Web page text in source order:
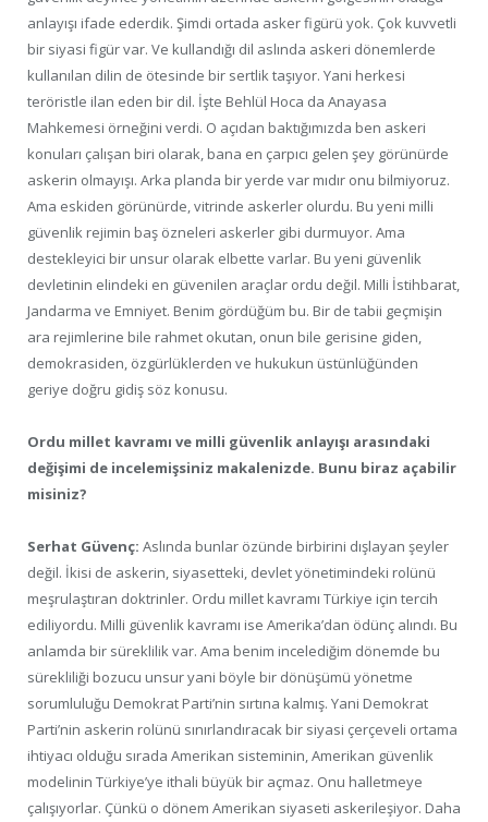
anlayışı ifade ederdik. Şimdi ortada asker figürü yok. Çok kuvvetli
bir siyasi figür var. Ve kullandığı dil aslında askeri dönemlerde
kullanılan dilin de ötesinde bir sertlik taşıyor. Yani herkesi
teröristle ilan eden bir dil. İşte Behlül Hoca da Anayasa
Mahkemesi örneğini verdi. O açıdan baktığımızda ben askeri
konuları çalışan biri olarak, bana en çarpıcı gelen şey görünürde
askerin olmayışı. Arka planda bir yerde var mıdır onu bilmiyoruz.
Ama eskiden görünürde, vitrinde askerler olurdu. Bu yeni milli
güvenlik rejimin baş özneleri askerler gibi durmuyor. Ama
destekleyici bir unsur olarak elbette varlar. Bu yeni güvenlik
devletinin elindeki en güvenilen araçlar ordu değil. Milli İstihbarat,
Jandarma ve Emniyet. Benim gördüğüm bu. Bir de tabii geçmişin
ara rejimlerine bile rahmet okutan, onun bile gerisine giden,
demokrasiden, özgürlüklerden ve hukukun üstünlüğünden
geriye doğru gidiş söz konusu.
Ordu millet kavramı ve milli güvenlik anlayışı arasındaki
değişimi de incelemişsiniz makalenizde. Bunu biraz açabilir
misiniz?
Serhat Güvenç: Aslında bunlar özünde birbirini dışlayan şeyler
değil. İkisi de askerin, siyasetteki, devlet yönetimindeki rolünü
meşrulaştıran doktrinler. Ordu millet kavramı Türkiye için tercih
ediliyordu. Milli güvenlik kavramı ise Amerika’dan ödünç alındı. Bu
anlamda bir süreklilik var. Ama benim incelediğim dönemde bu
sürekliliği bozucu unsur yani böyle bir dönüşümü yönetme
sorumluluğu Demokrat Parti’nin sırtına kalmış. Yani Demokrat
Parti’nin askerin rolünü sınırlandıracak bir siyasi çerçeveli ortama
ihtiyacı olduğu sırada Amerikan sisteminin, Amerikan güvenlik
modelinin Türkiye’ye ithali büyük bir açmaz. Onu halletmeye
çalışıyorlar. Çünkü o dönem Amerikan siyaseti askerileşiyor. Daha